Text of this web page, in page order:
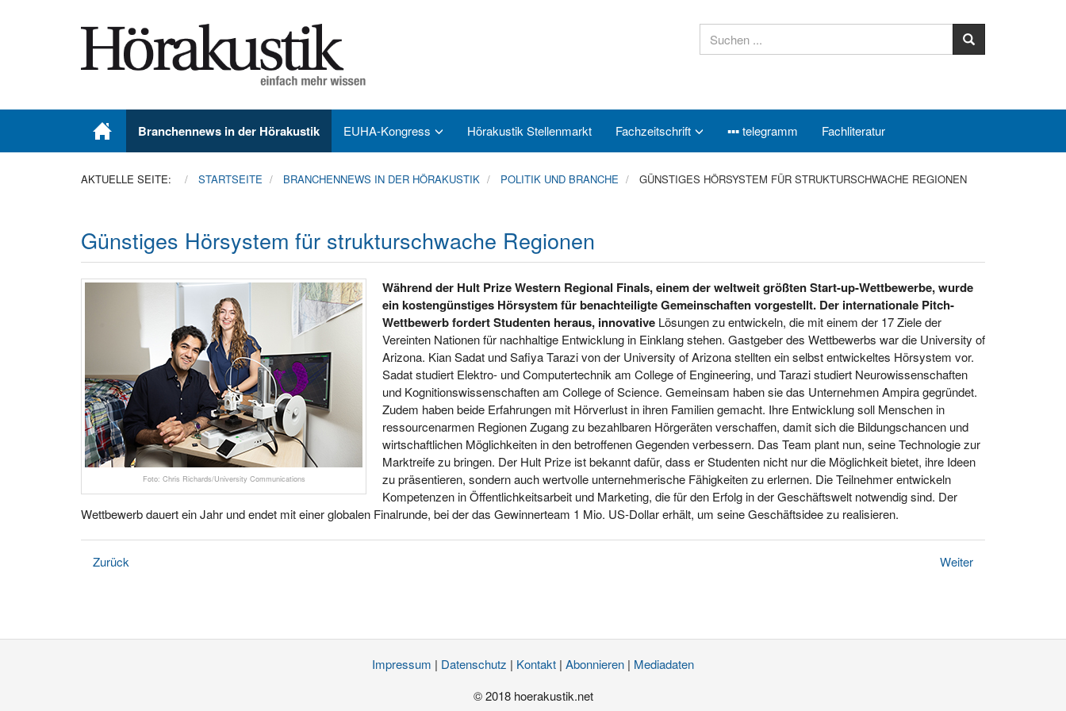
Branchennews in der Hörakustik EUHA-Kongress Hörakustik Stellenmarkt Fachzeitschrift ▪▪▪ telegramm Fachliteratur
AKTUELLE SEITE: STARTSEITE BRANCHENNEWS IN DER HÖRAKUSTIK POLITIK UND BRANCHE GÜNSTIGES HÖRSYSTEM FÜR STRUKTURSCHWACHE REGIONEN
Günstiges Hörsystem für strukturschwache Regionen
Foto: Chris Richards/University Communications
Während der Hult Prize Western Regional Finals, einem der weltweit größten Start-up-Wettbewerbe, wurde
ein kostengünstiges Hörsystem für benachteiligte Gemeinschaften vorgestellt. Der internationale Pitch-
Wettbewerb fordert Studenten heraus, innovative Lösungen zu entwickeln, die mit einem der 17 Ziele der
Vereinten Nationen für nachhaltige Entwicklung in Einklang stehen. Gastgeber des Wettbewerbs war die University of
Arizona. Kian Sadat und Safiya Tarazi von der University of Arizona stellten ein selbst entwickeltes Hörsystem vor.
Sadat studiert Elektro- und Computertechnik am College of Engineering, und Tarazi studiert Neurowissenschaften
und Kognitionswissenschaften am College of Science. Gemeinsam haben sie das Unternehmen Ampira gegründet.
Zudem haben beide Erfahrungen mit Hörverlust in ihren Familien gemacht. Ihre Entwicklung soll Menschen in
ressourcenarmen Regionen Zugang zu bezahlbaren Hörgeräten verschaffen, damit sich die Bildungschancen und
wirtschaftlichen Möglichkeiten in den betroffenen Gegenden verbessern. Das Team plant nun, seine Technologie zur
Marktreife zu bringen. Der Hult Prize ist bekannt dafür, dass er Studenten nicht nur die Möglichkeit bietet, ihre Ideen
zu präsentieren, sondern auch wertvolle unternehmerische Fähigkeiten zu erlernen. Die Teilnehmer entwickeln
Kompetenzen in Öffentlichkeitsarbeit und Marketing, die für den Erfolg in der Geschäftswelt notwendig sind. Der
Wettbewerb dauert ein Jahr und endet mit einer globalen Finalrunde, bei der das Gewinnerteam 1 Mio. US‑Dollar erhält, um seine Geschäftsidee zu realisieren.
Zurück Weiter
Impressum | Datenschutz | Kontakt | Abonnieren | Mediadaten
© 2018 hoerakustik.net